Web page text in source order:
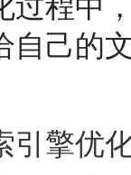
过程中
自己的
擎优